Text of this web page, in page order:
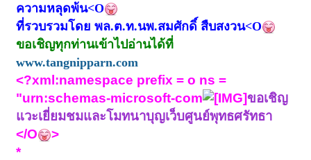
ถ้าหากว่ายังไม่หายอีก แก้อย่างไร ก็ไม่ได้แล้ว ไปไม่รอดแล้ว ท่านบอกให้
นอนไปเลย
ความหลุดพ้น<O
ที่รวบรวมโดย พล.ต.ท.นพ.สมศักดิ์ สืบสงวน<O
ขอเชิญทุกท่านเข้าไปอ่านได้ที่
www.tangnipparn.com
<?xml:namespace prefix = o ns =
"urn:schemas-microsoft-com
ขอเชิญ
แวะเยี่ยมชมและโมทนาบุญเว็บศูนย์พุทธศรัทธา
</O
>
*